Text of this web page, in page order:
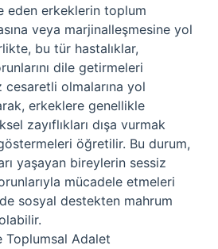
eden erkeklerin toplum
veya marjinalleşmesine yol
bu tür hastalıklar,
dile getirmeleri
cesaretli olmalarına yol
erkeklere genellikle
zayıflıkları dışa vurmak
öğretilir. Bu durum,
yaşayan bireylerin sessiz
mücadele etmeleri
sosyal destekten mahrum
Toplumsal Adalet